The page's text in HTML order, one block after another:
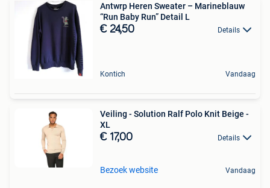
Antwrp Heren Sweater – Marineblauw
“Run Baby Run” Detail L
€ 24,50 Details
Kontich Vandaag
Veiling - Solution Ralf Polo Knit Beige -
XL
€ 17,00 Details
Bezoek website Vandaag